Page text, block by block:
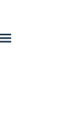
Toggle